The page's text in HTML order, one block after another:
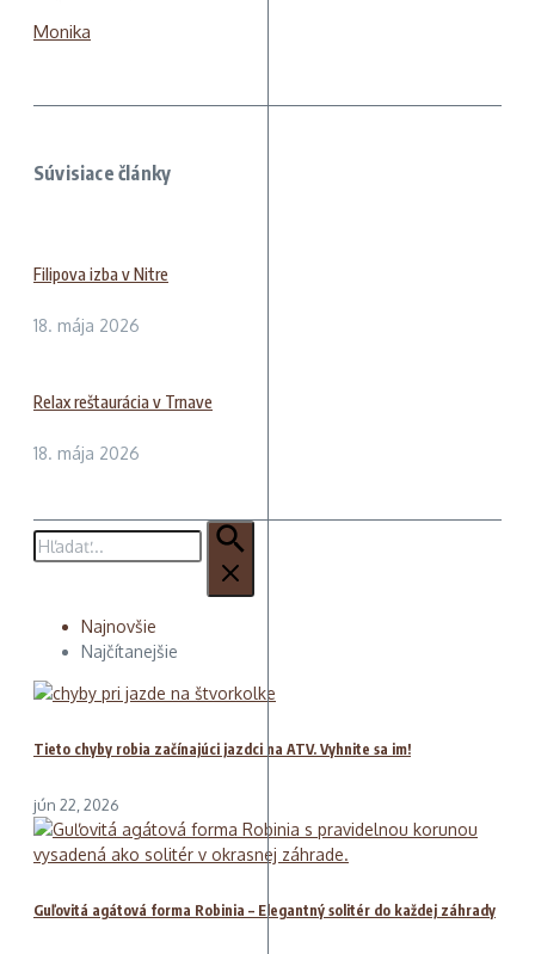
Monika
Súvisiace články
Filipova izba v Nitre
18. mája 2026
Relax reštaurácia v Trnave
18. mája 2026
Hľadať:
Najnovšie
Najčítanejšie
Tieto chyby robia začínajúci jazdci na ATV. Vyhnite sa im!
jún 22, 2026
Guľovitá agátová forma Robinia – Elegantný solitér do každej záhrady